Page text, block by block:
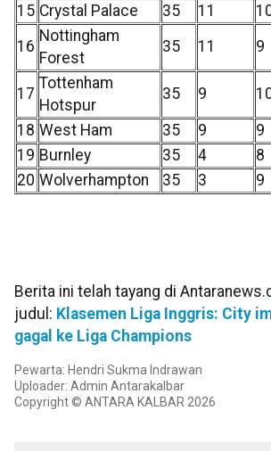
15 Crystal Palace 35 11
16
Nottingham
Forest
35 11 9
17
Tottenham
Hotspur
35 9
18 West Ham 35 9 9
19 Burnley 35 4 8
20 Wolverhampton 35 3 9
Berita ini telah tayang di
judul: Klasemen Liga Inggris: City
gagal ke Liga Champions
Pewarta: Hendri Sukma Indrawan
Uploader: Admin Antarakalbar
Copyright © ANTARA KALBAR 2026